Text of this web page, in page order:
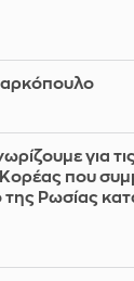
για
που
Ρωσίας